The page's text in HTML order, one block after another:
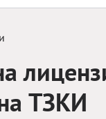
Железный
ТЗКИ